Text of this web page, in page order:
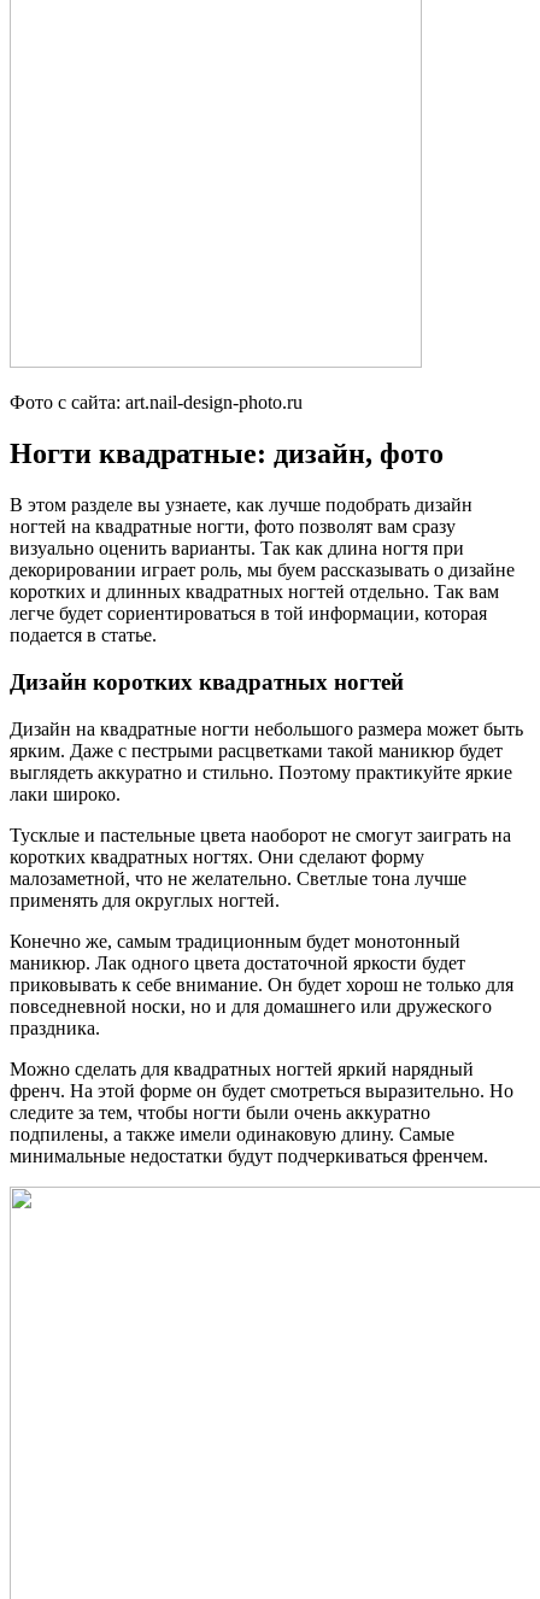
Фото с сайта: art.nail-design-photo.ru
Ногти квадратные: дизайн, фото
В этом разделе вы узнаете, как лучше подобрать дизайн
ногтей на квадратные ногти, фото позволят вам сразу
визуально оценить варианты. Так как длина ногтя при
декорировании играет роль, мы буем рассказывать о дизайне
коротких и длинных квадратных ногтей отдельно. Так вам
легче будет сориентироваться в той информации, которая
подается в статье.
Дизайн коротких квадратных ногтей
Дизайн на квадратные ногти небольшого размера может быть
ярким. Даже с пестрыми расцветками такой маникюр будет
выглядеть аккуратно и стильно. Поэтому практикуйте яркие
лаки широко.
Тусклые и пастельные цвета наоборот не смогут заиграть на
коротких квадратных ногтях. Они сделают форму
малозаметной, что не желательно. Светлые тона лучше
применять для округлых ногтей.
Конечно же, самым традиционным будет монотонный
маникюр. Лак одного цвета достаточной яркости будет
приковывать к себе внимание. Он будет хорош не только для
повседневной носки, но и для домашнего или дружеского
праздника.
Можно сделать для квадратных ногтей яркий нарядный
френч. На этой форме он будет смотреться выразительно. Но
следите за тем, чтобы ногти были очень аккуратно
подпилены, а также имели одинаковую длину. Самые
минимальные недостатки будут подчеркиваться френчем.